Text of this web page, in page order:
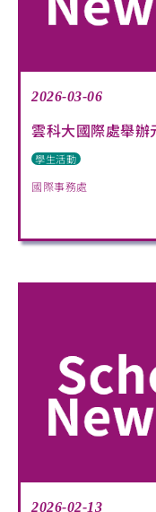
2026-03-06
雲科大國際處舉
學生活動
國際事務處
2026-02-13